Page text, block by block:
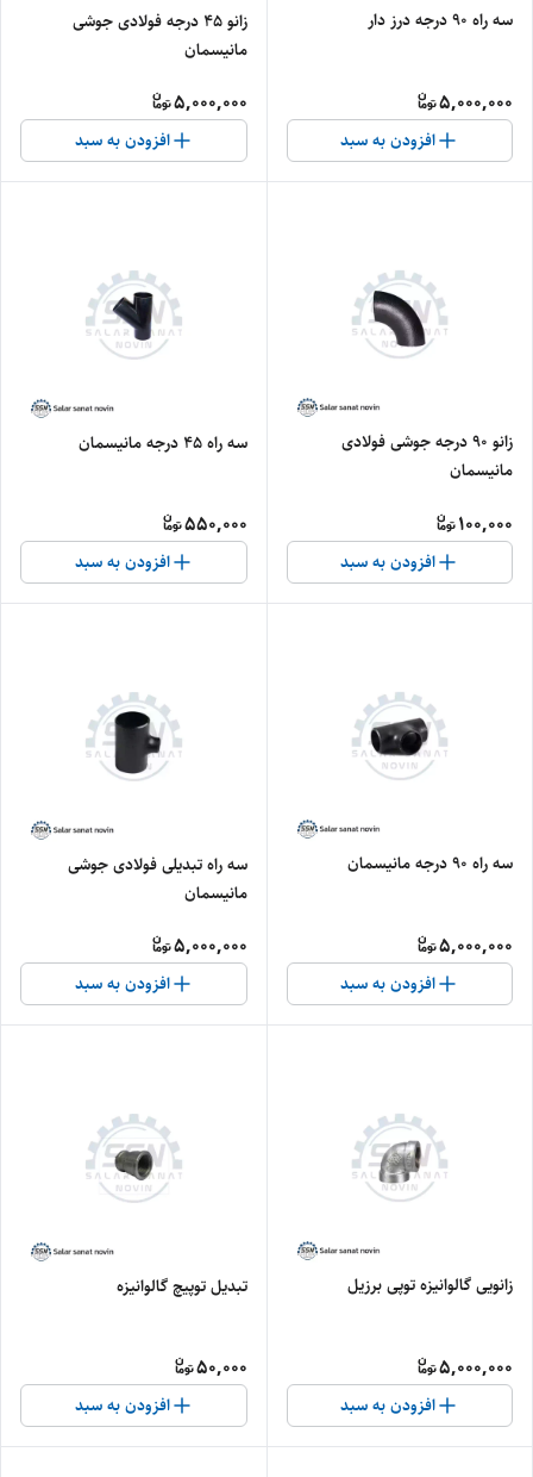
سه راه ۹۰ درجه درز دار
5,000,000
افزودن به سبد
زانو ۴۵ درجه فولادی جوشی
مانیسمان
5,000,000
افزودن به سبد
زانو ۹۰ درجه جوشی فولادی
مانیسمان
100,000
افزودن به سبد
سه راه ۴۵ درجه مانیسمان
550,000
افزودن به سبد
سه راه ۹۰ درجه مانیسمان
5,000,000
افزودن به سبد
سه راه تبدیلی فولادی جوشی
مانیسمان
5,000,000
افزودن به سبد
زانویی گالوانیزه توپی برزیل
5,000,000
افزودن به سبد
تبدیل توپیچ گالوانیزه
50,000
افزودن به سبد